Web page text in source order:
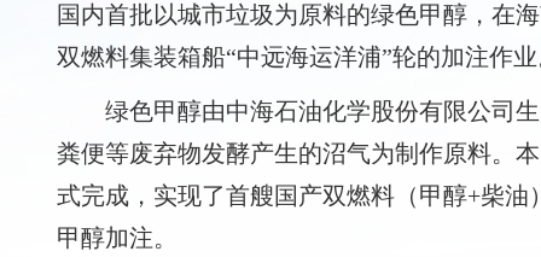
国内首批以城市垃圾为原料的绿色甲醇，在
双燃料集装箱船“中远海运洋浦”轮的加注作
绿色甲醇由中海石油化学股份有限公司
粪便等废弃物发酵产生的沼气为制作原料。
式完成，实现了首艘国产双燃料（甲醇+柴油
甲醇加注。